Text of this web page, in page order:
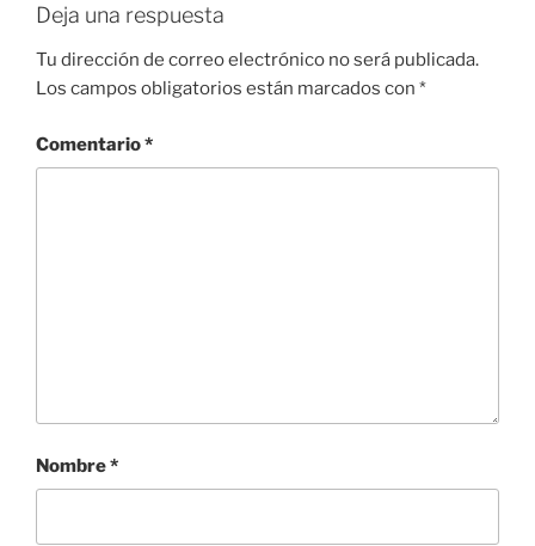
Deja una respuesta
Tu dirección de correo electrónico no será publicada.
Los campos obligatorios están marcados con *
Comentario*
Nombre*